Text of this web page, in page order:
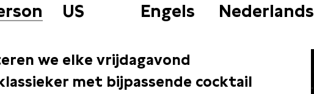
US Engels Nederlands
we elke vrijdagavond
met bijpassende cocktail